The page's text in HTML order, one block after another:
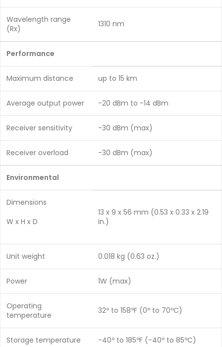
Wavelength range
(Rx)
1310 nm
Performance
Maximum distance up to 15 km
Average output power -20 dBm to -14 dBm
Receiver sensitivity -30 dBm (max)
Receiver overload -30 dBm (max)
Environmental
Dimensions
W x H x D
13 x 9 x 56 mm (0.53 x 0.33 x 2.19
in.)
Unit weight 0.018 kg (0.63 oz.)
Power 1W (max)
Operating
temperature
32º to 158ºF (0º to 70ºC)
Storage temperature -40º to 185ºF (-40º to 85ºC)